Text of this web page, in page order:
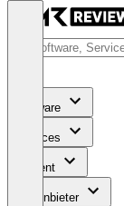
Software
Services
Content
Für Anbieter